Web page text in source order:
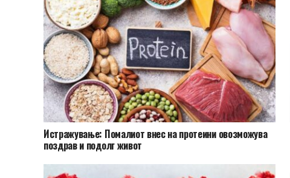
Истражување: Помалиот внес на протеини овозможува
поздрав и подолг живот